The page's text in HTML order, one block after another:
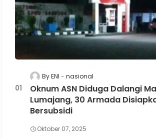
By ENI nasional
Oknum ASN Diduga Dalangi
Lumajang, 30 Armada
Bersubsidi
Oktober 07, 2025